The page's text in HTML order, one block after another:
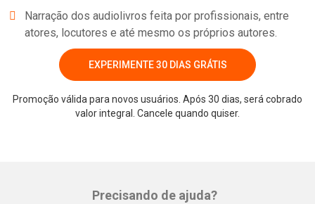
Narração dos audiolivros feita por profissionais, entre
atores, locutores e até mesmo os próprios autores.
EXPERIMENTE 30 DIAS GRÁTIS
Promoção válida para novos usuários. Após 30 dias, será cobrado
valor integral. Cancele quando quiser.
Precisando de ajuda?